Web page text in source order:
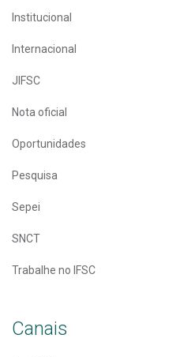
Institucional
Internacional
JIFSC
Nota oficial
Oportunidades
Pesquisa
Sepei
SNCT
Trabalhe no IFSC
Canais